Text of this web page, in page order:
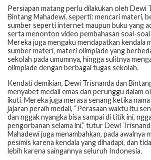
Persiapan matang perlu dilakukan oleh Dewi
Bintang Mahadewi, seperti: mencari materi,
sumber seperti internet maupun buku yang
serta menonton video pembahasan soal-
Mereka juga mengaku mendapatkan kendala
sumber materi, materi olimpiade yang
sekolah pada umumnya, hingga sulitnya
olimpiade dengan berbagai tugas sekolah.
Kendati demikian, Dewi Trisnanda dan
menyabet medali emas dan perunggu dalam
ikuti. Mereka juga merasa senang ketika
jajaran peraih medali, “Perasaan waktu itu
dan nggak nyangka bisa sampai di titik ini,
pengorbanan selama ini,” tutur Dewi
Mahadewi juga menambahkan, pada awalnya
pesimis karena kendala yang dihadapi, dan
lebih karena saingannya seluruh Indonesia.